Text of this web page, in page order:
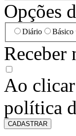
Opções
Diário Básico
Receber
Ao
política
CADASTRAR